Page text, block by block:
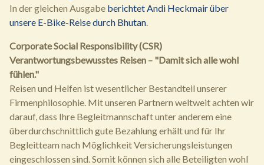
In der gleichen Ausgabe berichtet Andi Heckmair über
unsere E-Bike-Reise durch Bhutan.
Corporate Social Responsibility (CSR)
Verantwortungsbewusstes Reisen – "Damit sich alle wohl
fühlen."
Reisen und Helfen ist wesentlicher Bestandteil unserer
Firmenphilosophie. Mit unseren Partnern weltweit achten wir
darauf, dass Ihre Begleitmannschaft unter anderem eine
überdurchschnittlich gute Bezahlung erhält und für Ihr
Begleitteam nach Möglichkeit Versicherungsleistungen
eingeschlossen sind. Somit können sich alle Beteiligten wohl